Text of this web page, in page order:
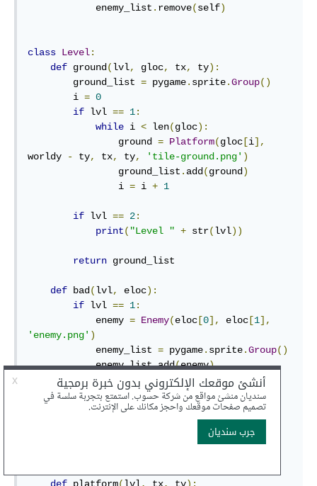
            enemy_list
. remove(self)
class Level:
def ground (lvl, gloc, tx, ty):
        ground_list
= pygame. sprite.Group()
        i
= 0
if lvl == 1:
while i < len(gloc):
                ground
= Platform(gloc [i],
worldy
- ty, tx, ty, 'tile-ground.png' )
                ground_list
. add (ground )
                i
= i + 1
if lvl == 2:
print( "Level " + str(lvl))
return ground_list
def bad (lvl, eloc):
if lvl == 1:
            enemy
= Enemy(eloc [0], eloc [1],
'enemy.png' )
            enemy_list
= pygame. sprite.Group()
            enemy_list
.add(enemy)
if lvl == 2 :
print( "Level " + str(lvl))